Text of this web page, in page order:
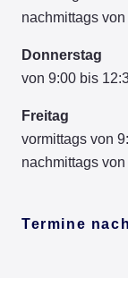
nachmittags
Donnerstag
von 9:00 bis
Freitag
vormittags von
nachmittags
Termine